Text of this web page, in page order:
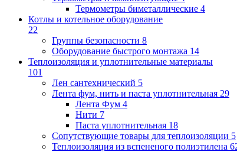
Термометры биметаллические 4
Котлы и котельное оборудование
22
Группы безопасности 8
Оборудование быстрого монтажа 14
Теплоизоляция и уплотнительные материалы
101
Лен сантехнический 5
Лента фум, нить и паста уплотнительная 29
Лента Фум 4
Нити 7
Паста уплотнительная 18
Сопутствующие товары для теплоизоляции 5
Теплоизоляция из вспененого полиэтилена